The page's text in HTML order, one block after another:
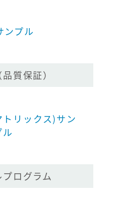
ンプル
質保証）
リックス)サン
ル
ログラム